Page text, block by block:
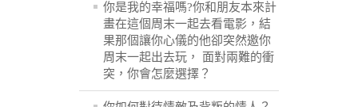
你是我的幸福嗎?你和朋友本來計
畫在這個周末一起去看電影，結
果那個讓你心儀的他卻突然邀你
周末一起出去玩， 面對兩難的衝
突，你會怎麼選擇？